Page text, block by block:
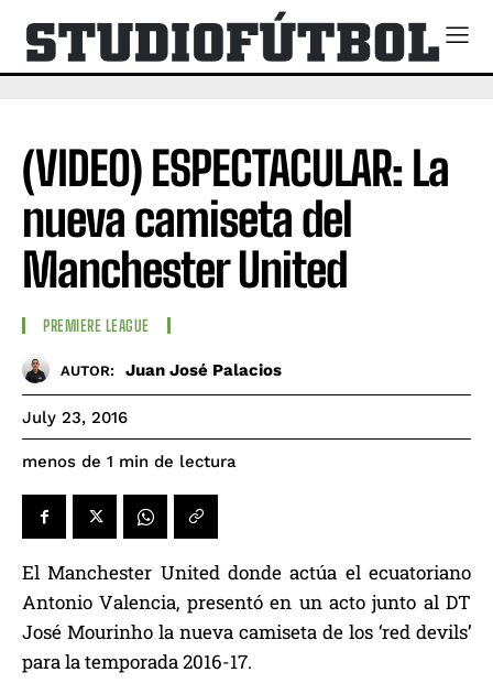
(VIDEO) ESPECTACULAR: La
nueva camiseta del
Manchester United
PREMIERE LEAGUE
AUTOR: Juan José Palacios
July 23, 2016
menos de 1 min de lectura
El Manchester United donde actúa el ecuatoriano
Antonio Valencia, presentó en un acto junto al DT
José Mourinho la nueva camiseta de los ‘red devils’
para la temporada 2016-17.